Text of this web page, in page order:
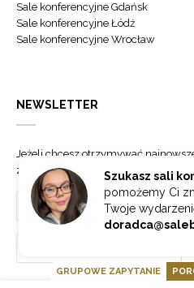
Szukasz sali
pomożemy Ci
Twoje
Sale konferencyjne Gdańsk
Sale konferencyjne Łódź
Sale konferencyjne Wrocław
NEWSLETTER
Jeżeli chcesz otrzymywać
zapisz się do naszego newslettera.
GRUPOWE ZAPYTANIE